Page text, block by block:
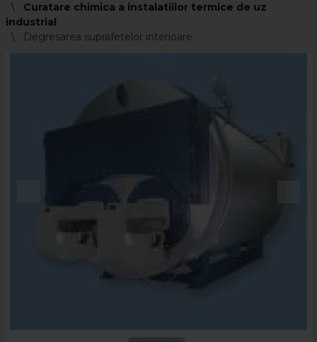
Curatare chimica a instalatiilor termice de uz
industrial
Degresarea suprafetelor interioare